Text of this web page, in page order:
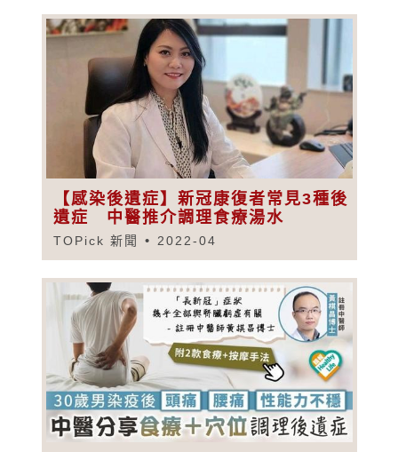
【感染後遺症】新冠康復者常見3種後
遺症 中醫推介調理食療湯水
TOPick 新聞 2022-04